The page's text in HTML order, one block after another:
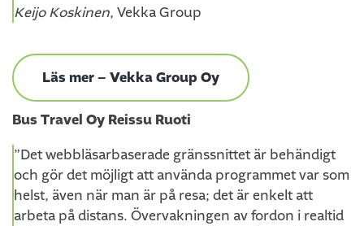
Keijo Koskinen, Vekka Group
Läs mer – Vekka Group Oy
Bus Travel Oy Reissu Ruoti
”Det webbläsarbaserade gränssnittet är behändigt
och gör det möjligt att använda programmet var som
helst, även när man är på resa; det är enkelt att
arbeta på distans. Övervakningen av fordon i realtid